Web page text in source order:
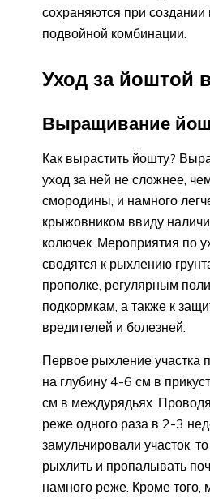
сохраняются при
подвойной комбинации.
Уход за йоштой
Выращивание
Как вырастить йошту?
уход за ней не сложнее,
смородины, и намного
крыжовником ввиду
колючек. Мероприятия по
сводятся к рыхлению
прополке, регулярным
подкормкам, а также к
вредителей и болезней.
Первое рыхление участка
на глубину 4-6 см в
см в междурядьях.
реже одного раза в 2-3
замульчировали участок,
рыхлить и пропалывать
намного реже. Кроме того,